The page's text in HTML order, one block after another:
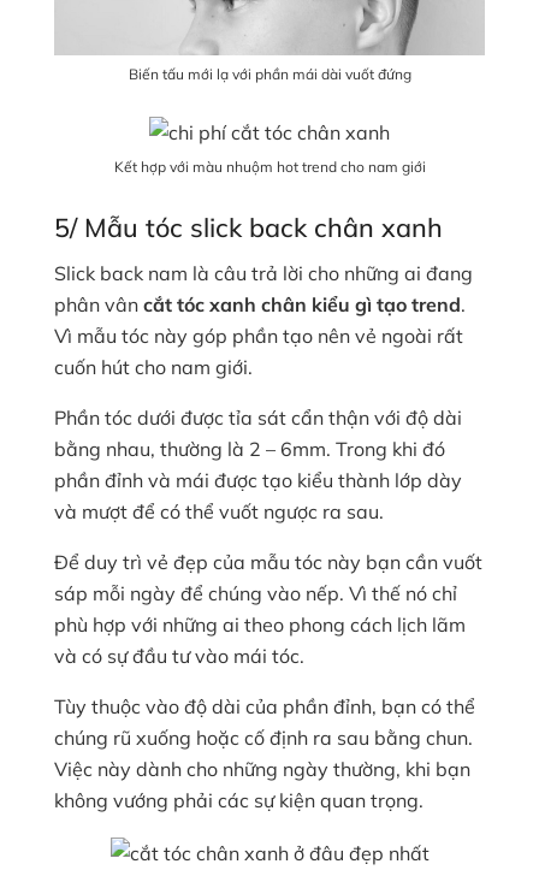
Biến tấu mới lạ với phần mái dài vuốt đứng
Kết hợp với màu nhuộm hot trend cho nam giới
5/ Mẫu tóc slick back chân xanh
Slick back nam là câu trả lời cho những ai đang
phân vân cắt tóc xanh chân kiểu gì tạo trend.
Vì mẫu tóc này góp phần tạo nên vẻ ngoài rất
cuốn hút cho nam giới.
Phần tóc dưới được tỉa sát cẩn thận với độ dài
bằng nhau, thường là 2 – 6mm. Trong khi đó
phần đỉnh và mái được tạo kiểu thành lớp dày
và mượt để có thể vuốt ngược ra sau.
Để duy trì vẻ đẹp của mẫu tóc này bạn cần vuốt
sáp mỗi ngày để chúng vào nếp. Vì thế nó chỉ
phù hợp với những ai theo phong cách lịch lãm
và có sự đầu tư vào mái tóc.
Tùy thuộc vào độ dài của phần đỉnh, bạn có thể
chúng rũ xuống hoặc cố định ra sau bằng chun.
Việc này dành cho những ngày thường, khi bạn
không vướng phải các sự kiện quan trọng.